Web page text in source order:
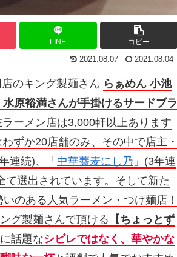
LINE コピー
2021.08.07 2021.08.04
のキング製麺さん らぁめん 小池
水原裕満さんが手掛けるサードブラ
ーメン店は3,000軒以上あります
ずか20店舗のみ、その中で店主・
連続)、「 中華蕎麦にし乃 」(3年連
選出されています。そして新た
のある人気ラーメン・つけ麺店！
グ製麺さんで頂ける 【ちょっとず
話題なシビレではなく、華やかな